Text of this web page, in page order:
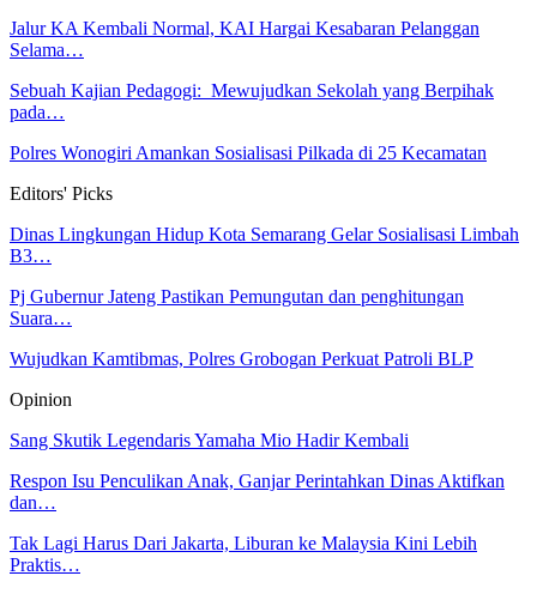
Jalur KA Kembali Normal, KAI Hargai Kesabaran Pelanggan
Selama…
Sebuah Kajian Pedagogi: Mewujudkan Sekolah yang Berpihak
pada…
Polres Wonogiri Amankan Sosialisasi Pilkada di 25 Kecamatan
Editors' Picks
Dinas Lingkungan Hidup Kota Semarang Gelar Sosialisasi Limbah
B3…
Pj Gubernur Jateng Pastikan Pemungutan dan penghitungan
Suara…
Wujudkan Kamtibmas, Polres Grobogan Perkuat Patroli BLP
Opinion
Sang Skutik Legendaris Yamaha Mio Hadir Kembali
Respon Isu Penculikan Anak, Ganjar Perintahkan Dinas Aktifkan
dan…
Tak Lagi Harus Dari Jakarta, Liburan ke Malaysia Kini Lebih
Praktis…